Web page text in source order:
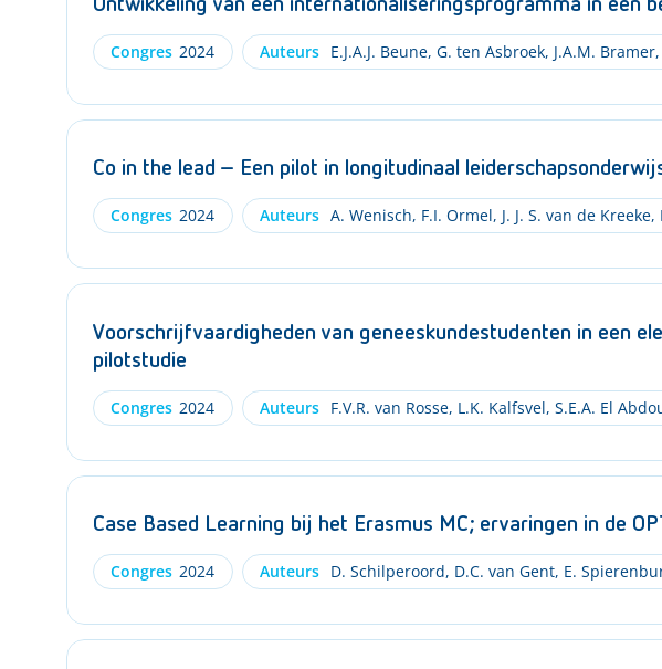
Congres 2024 Auteurs E.J.A.J. Beune, G. ten Asbroek, J.A.M. Bramer,
Co in the lead – Een pilot in longitudinaal
Congres 2024 Auteurs A. Wenisch, F.I. Ormel, J. J. S. van de Kreeke,
Voorschrijfvaardigheden van geneeskundestudenten in een
pilotstudie
Congres 2024 Auteurs F.V.R. van Rosse, L.K. Kalfsvel, S.E.A. El
Case Based Learning bij het Erasmus MC; ervaringen in de
Congres 2024 Auteurs D. Schilperoord, D.C. van Gent, E.